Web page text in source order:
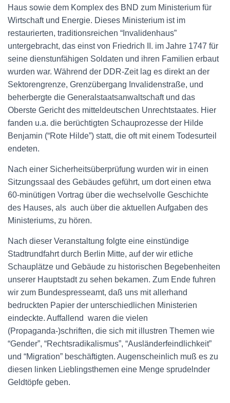
Haus sowie dem Komplex des BND zum Ministerium für
Wirtschaft und Energie. Dieses Ministerium ist im
restaurierten, traditionsreichen “Invalidenhaus”
untergebracht, das einst von Friedrich II. im Jahre 1747 für
seine dienstunfähigen Soldaten und ihren Familien erbaut
wurden war. Während der DDR-Zeit lag es direkt an der
Sektorengrenze, Grenzübergang Invalidenstraße, und
beherbergte die Generalstaatsanwaltschaft und das
Oberste Gericht des mitteldeutschen Unrechtstaates. Hier
fanden u.a. die berüchtigten Schauprozesse der Hilde
Benjamin (“Rote Hilde”) statt, die oft mit einem Todesurteil
endeten.
Nach einer Sicherheitsüberprüfung wurden wir in einen
Sitzungssaal des Gebäudes geführt, um dort einen etwa
60-minütigen Vortrag über die wechselvolle Geschichte
des Hauses, als auch über die aktuellen Aufgaben des
Ministeriums, zu hören.
Nach dieser Veranstaltung folgte eine einstündige
Stadtrundfahrt durch Berlin Mitte, auf der wir etliche
Schauplätze und Gebäude zu historischen Begebenheiten
unserer Hauptstadt zu sehen bekamen. Zum Ende fuhren
wir zum Bundespresseamt, daß uns mit allerhand
bedruckten Papier der unterschiedlichen Ministerien
eindeckte. Auffallend waren die vielen
(Propaganda-)schriften, die sich mit illustren Themen wie
“Gender”, “Rechtsradikalismus”, “Ausländerfeindlichkeit”
und “Migration” beschäftigten. Augenscheinlich muß es zu
diesen linken Lieblingsthemen eine Menge sprudelnder
Geldtöpfe geben.